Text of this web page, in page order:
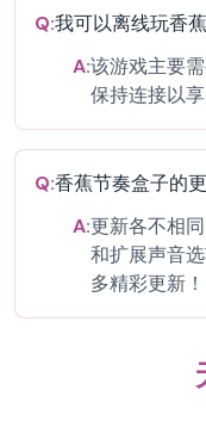
Q:我可以离线玩香
A:该游戏主要
保持连接以
Q:香蕉节奏盒子的
A:更新各不相
和扩展声音
多精彩更新！